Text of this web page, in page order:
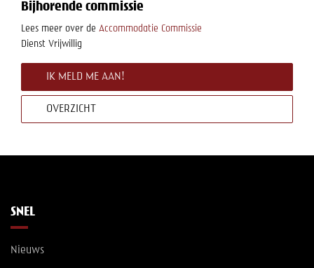
Contact
Bijhorende commissie
Lees meer over de Accommodatie Commissie
Dienst Vrijwillig
IK MELD ME AAN!
OVERZICHT
SNEL
Nieuws